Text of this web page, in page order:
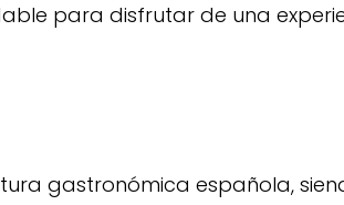
para disfrutar de una
gastronómica española,